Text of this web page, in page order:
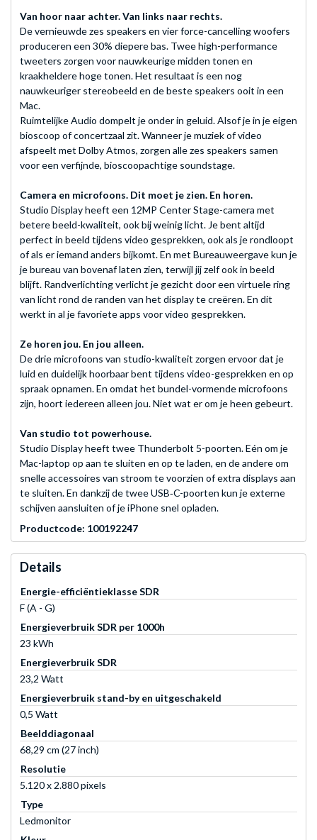
Van hoor naar achter. Van links naar rechts.
De vernieuwde zes speakers en vier force-cancelling woofers
produceren een 30% diepere bas. Twee high-performance
tweeters zorgen voor nauwkeurige midden tonen en
kraakheldere hoge tonen. Het resultaat is een nog
nauwkeuriger stereobeeld en de beste speakers ooit in een
Mac.
Ruimtelijke Audio dompelt je onder in geluid. Alsof je in je eigen
bioscoop of concertzaal zit. Wanneer je muziek of video
afspeelt met Dolby Atmos, zorgen alle zes speakers samen
voor een verfijnde, bioscoopachtige soundstage.
Camera en microfoons. Dit moet je zien. En horen.
Studio Display heeft een 12MP Center Stage-camera met
betere beeld-kwaliteit, ook bij weinig licht. Je bent altijd
perfect in beeld tijdens video gesprekken, ook als je rondloopt
of als er iemand anders bijkomt. En met Bureauweergave kun je
je bureau van bovenaf laten zien, terwijl jij zelf ook in beeld
blijft. Randverlichting verlicht je gezicht door een virtuele ring
van licht rond de randen van het display te creëren. En dit
werkt in al je favoriete apps voor video gesprekken.
Ze horen jou. En jou alleen.
De drie microfoons van studio-kwaliteit zorgen ervoor dat je
luid en duidelijk hoorbaar bent tijdens video-gesprekken en op
spraak opnamen. En omdat het bundel-vormende microfoons
zijn, hoort iedereen alleen jou. Niet wat er om je heen gebeurt.
Van studio tot powerhouse.
Studio Display heeft twee Thunderbolt 5-poorten. Eén om je
Mac-laptop op aan te sluiten en op te laden, en de andere om
snelle accessoires van stroom te voorzien of extra displays aan
te sluiten. En dankzij de twee USB‑C-poorten kun je externe
schijven aansluiten of je iPhone snel opladen.
Productcode: 100192247
Details
Energie-efficiëntieklasse SDR
F (A - G)
Energieverbruik SDR per 1000h
23 kWh
Energieverbruik SDR
23,2 Watt
Energieverbruik stand-by en uitgeschakeld
0,5 Watt
Beelddiagonaal
68,29 cm (27 inch)
Resolutie
5.120 x 2.880 pixels
Type
Ledmonitor